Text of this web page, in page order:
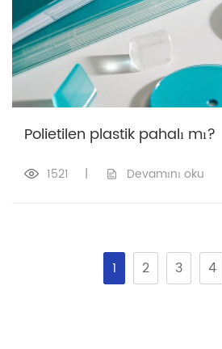
Polietilen plastik pahalı mı?
1521 | Devamını oku
1 2 3 4